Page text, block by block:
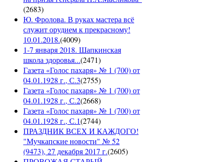
(2683)
Ю. Фролова. В руках мастера всё
служит орудием к прекрасному!
10.01.2018.(4009)
1-7 января 2018. Шапкинская
школа здоровья...(2471)
Газета «Голос пахаря» № 1 (700) от
04.01.1928 г., С.3(2755)
Газета «Голос пахаря» № 1 (700) от
04.01.1928 г., С.2(2668)
Газета «Голос пахаря» № 1 (700) от
04.01.1928 г., С.1(2744)
ПРАЗДНИК ВСЕХ И КАЖДОГО!
"Мучкапские новости" № 52
(9473), 27 декабря 2017 г.(2605)